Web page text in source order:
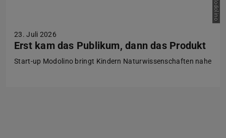
23. Juli 2026
Erst kam das Publikum, dann das Produkt
Start-up Modolino bringt Kindern Naturwissenschaften nahe